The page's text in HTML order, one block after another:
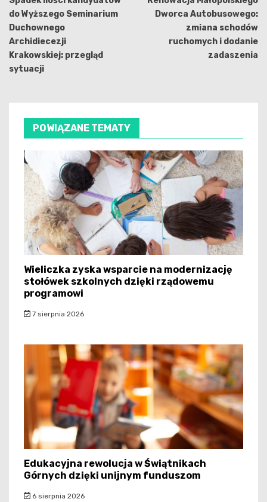
do Wyższego Seminarium
Duchownego
Archidiecezji
Krakowskiej: przegląd
sytuacji
Dworca Autobusowego:
zmiana schodów
ruchomych i dodanie
zadaszenia
POWIĄZANE TEMATY
Wieliczka zyska wsparcie na modernizację
stołówek szkolnych dzięki rządowemu
programowi
7 sierpnia 2026
Edukacyjna rewolucja w Świątnikach
Górnych dzięki unijnym funduszom
6 sierpnia 2026